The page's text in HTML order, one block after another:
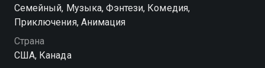
Посмотреть онлайн 1 сезон сериала Академия
единорогов вы можете совершенно бесплатно в
хорошем HD качестве на Смотрёшке
Cемейный, Музыка, Фэнтези, Комедия,
Приключения, Анимация
Страна
США, Канада